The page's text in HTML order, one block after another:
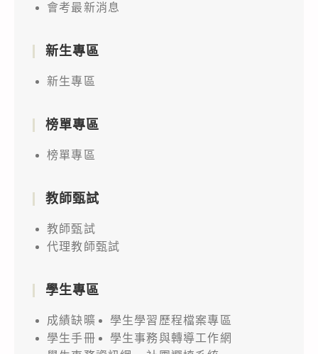
會考最新消息
新生專區
新生專區
榜單專區
榜單專區
教師甄試
教師甄試
代理教師甄試
學生專區
成績缺曠
學生學習歷程檔案專區
學生手冊
學生事務與轉導工作網